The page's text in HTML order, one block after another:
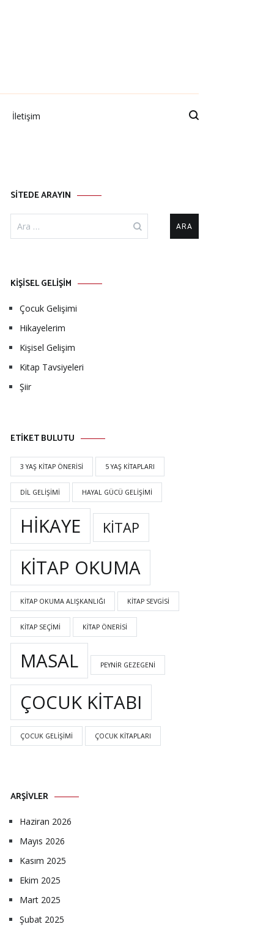
İletişim
SİTEDE ARAYIN
KİŞİSEL GELİŞİM
Çocuk Gelişimi
Hikayelerim
Kişisel Gelişim
Kitap Tavsiyeleri
Şiir
ETİKET BULUTU
3 YAŞ KITAP ÖNERISI 5 YAŞ KITAPLARI
DIL GELIŞIMI HAYAL GÜCÜ GELIŞIMI
HIKAYE KITAP
KITAP OKUMA
KITAP OKUMA ALIŞKANLIĞI KITAP SEVGISI
KITAP SEÇIMI KITAP ÖNERISI
MASAL PEYNIR GEZEGENI
ÇOCUK KITABI
ÇOCUK GELIŞIMI ÇOCUK KITAPLARI
ARŞIVLER
Haziran 2026
Mayıs 2026
Kasım 2025
Ekim 2025
Mart 2025
Şubat 2025